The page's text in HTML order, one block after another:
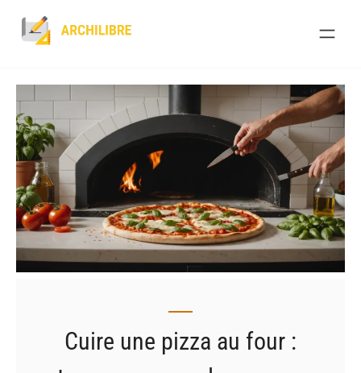
Cuire une pizza au four :